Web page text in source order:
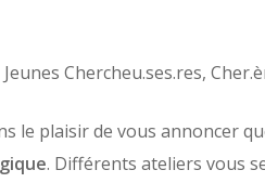
Chercheu.ses.res,
le plaisir de vous annoncer
. Différents ateliers vous